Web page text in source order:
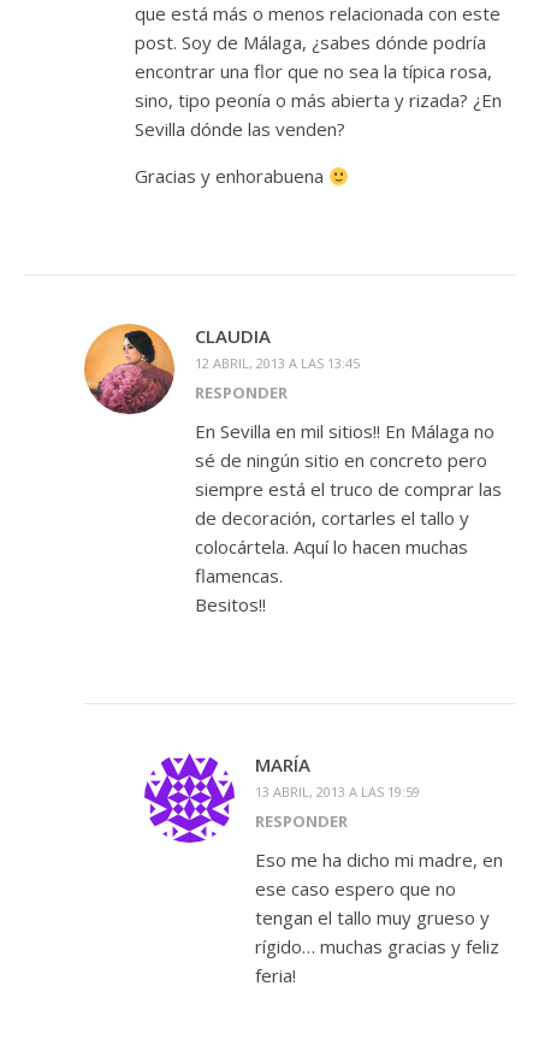
que está más o menos relacionada con este
post. Soy de Málaga, ¿sabes dónde podría
encontrar una flor que no sea la típica rosa,
sino, tipo peonía o más abierta y rizada? ¿En
Sevilla dónde las venden?
Gracias y enhorabuena
CLAUDIA
12 ABRIL, 2013 A LAS 13:45
RESPONDER
En Sevilla en mil sitios!! En Málaga no
sé de ningún sitio en concreto pero
siempre está el truco de comprar las
de decoración, cortarles el tallo y
colocártela. Aquí lo hacen muchas
flamencas.
Besitos!!
MARÍA
13 ABRIL, 2013 A LAS 19:59
RESPONDER
Eso me ha dicho mi madre, en
ese caso espero que no
tengan el tallo muy grueso y
rígido… muchas gracias y feliz
feria!